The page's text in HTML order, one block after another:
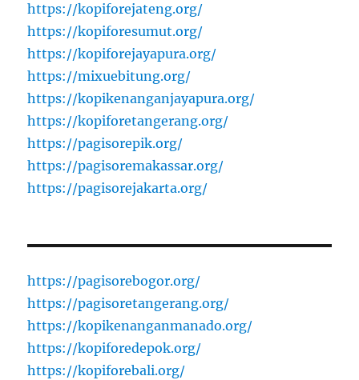
https://kopiforejateng.org/
https://kopiforesumut.org/
https://kopiforejayapura.org/
https://mixuebitung.org/
https://kopikenanganjayapura.org/
https://kopiforetangerang.org/
https://pagisorepik.org/
https://pagisoremakassar.org/
https://pagisorejakarta.org/
https://pagisorebogor.org/
https://pagisoretangerang.org/
https://kopikenanganmanado.org/
https://kopiforedepok.org/
https://kopiforebali.org/